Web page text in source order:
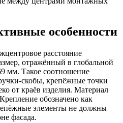
особенности
расстояние
отражённый в глобальной
мм. Такое соотношение
скобы, крепёжные точки
от краёв изделия. Материал
обозначено как
элементы не должны
фасада.